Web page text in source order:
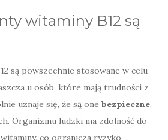
witaminy B12 są
są powszechnie stosowane w celu
u osób, które mają trudności z
uznaje się, że są one bezpieczne,
Organizmu ludzki ma zdolność do
co ogranicza ryzyko